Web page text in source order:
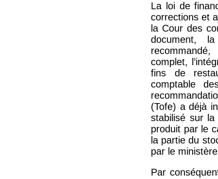
La loi de
corrections et
la Cour des
document,
complet,
fins de
comptable
(Tofe) a déjà
stabilisé sur la
produit par le
la partie du
par le
Par